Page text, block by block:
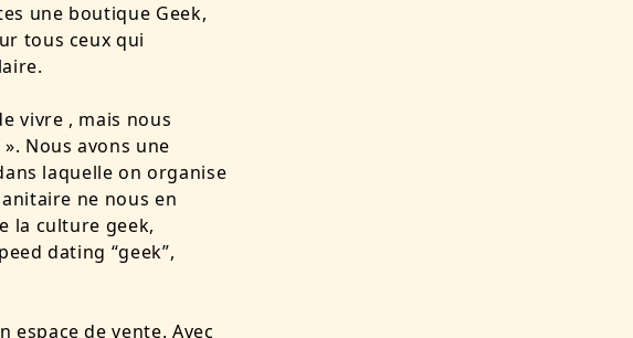
une boutique Geek,
tous ceux qui
vivre , mais nous
Nous avons une
laquelle on organise
ne nous en
la culture geek,
dating “geek”,
espace de vente. Avec